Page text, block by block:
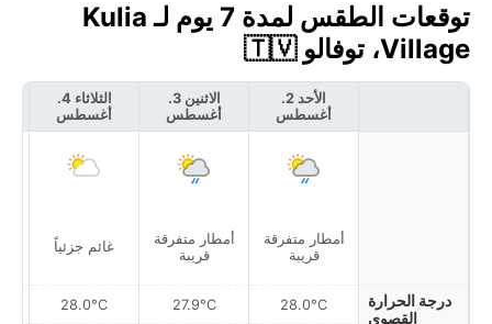
توقعات الطقس لمدة 7 يوم لـ Kulia
Village، توفالو 🇹🇻
درجة الحرارة
القصوى
الأحد 2.
أغسطس
أمطار متفرقة
قريبة
28.0°C
الاثنين 3.
أغسطس
أمطار متفرقة
قريبة
27.9°C
الثلاثاء 4.
أغسطس
غائم جزئياً
28.0°C